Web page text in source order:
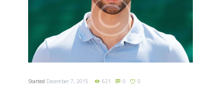
Started December 7, 2015 621 0 0